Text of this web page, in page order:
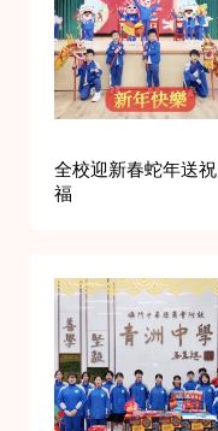
全校迎新春蛇年送祝
福